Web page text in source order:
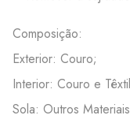
Composição:
Exterior: Couro;
Interior: Couro e
Sola: Outros